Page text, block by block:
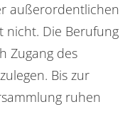
außerordentlichen
nicht. Die Berufung
Zugang des
Bis zur
ruhen